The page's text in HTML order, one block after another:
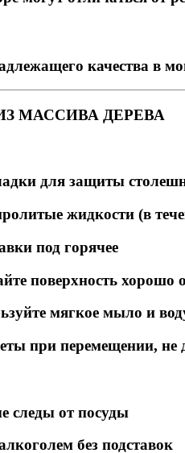
качества в
МАССИВА ДЕРЕВА
для защиты
жидкости (в
под горячее
поверхность
мягкое мыло и
при перемещении, не
следы от посуды
без подставок